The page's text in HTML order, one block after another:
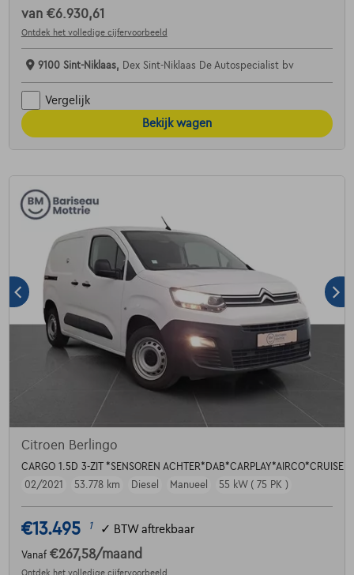
van €6.930,61
Ontdek het volledige cijfervoorbeeld
9100 Sint-Niklaas, Dex Sint-Niklaas De Autospecialist bv
Vergelijk
Bekijk wagen
Citroen Berlingo
CARGO 1.5D 3-ZIT *SENSOREN ACHTER*DAB*CARPLAY*AIRCO*CRUISE
02/2021
53.778 km Diesel Manueel 55 kW ( 75 PK )
€13.495 1 ✓ BTW aftrekbaar
Vanaf €267,58/maand
Ontdek het volledige cijfervoorbeeld